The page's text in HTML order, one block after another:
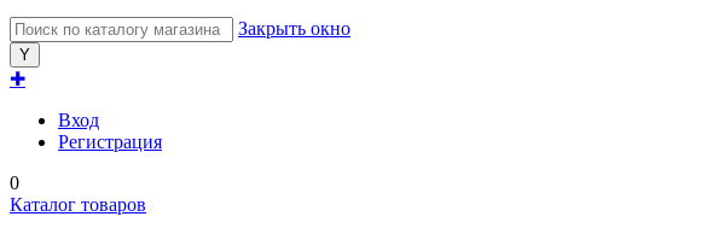
Закрыть окно
✚
Вход
Регистрация
0
Каталог товаров